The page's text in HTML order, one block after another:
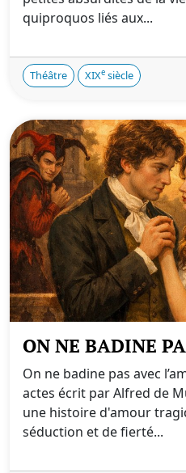
quiproquos liés aux...
Théâtre XIXe siècle
ON NE BADINE
On ne badine pas avec
actes écrit par Alfred de
une histoire d'amour
séduction et de fierté...